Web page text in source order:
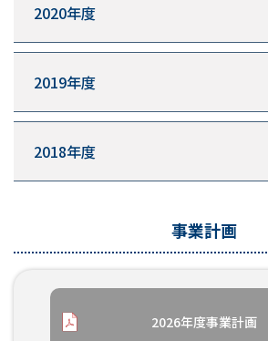
2020年度
2019年度
2018年度
事業計画
2026年度事業計画